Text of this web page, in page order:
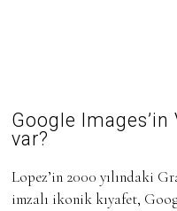
Google Images’in
var?
Lopez’in 2000 yılındaki
imzalı ikonik kıyafet,